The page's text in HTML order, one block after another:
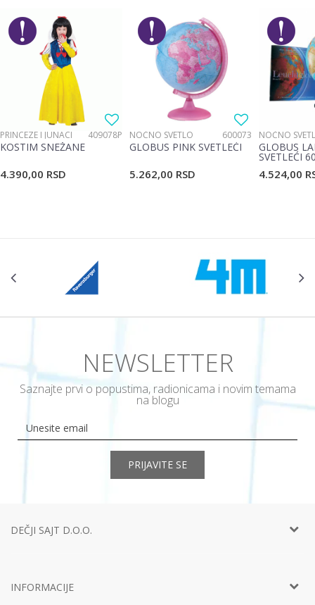
PRINCEZE I JUNACI 409078P
KOSTIM SNEŽANE
4.390,00 RSD
NOĆNO SVETLO 600073
GLOBUS PINK SVETLEĆI
5.262,00 RSD
NOĆNO
GLOBUS
SVETLEĆI
4.524,00
NEWSLETTER
Saznajte prvi o popustima, radionicama i novim temama
na blogu
PRIJAVITE SE
DEČJI SAJT D.O.O.
Email:
info@decjisajt.rs
INFORMACIJE